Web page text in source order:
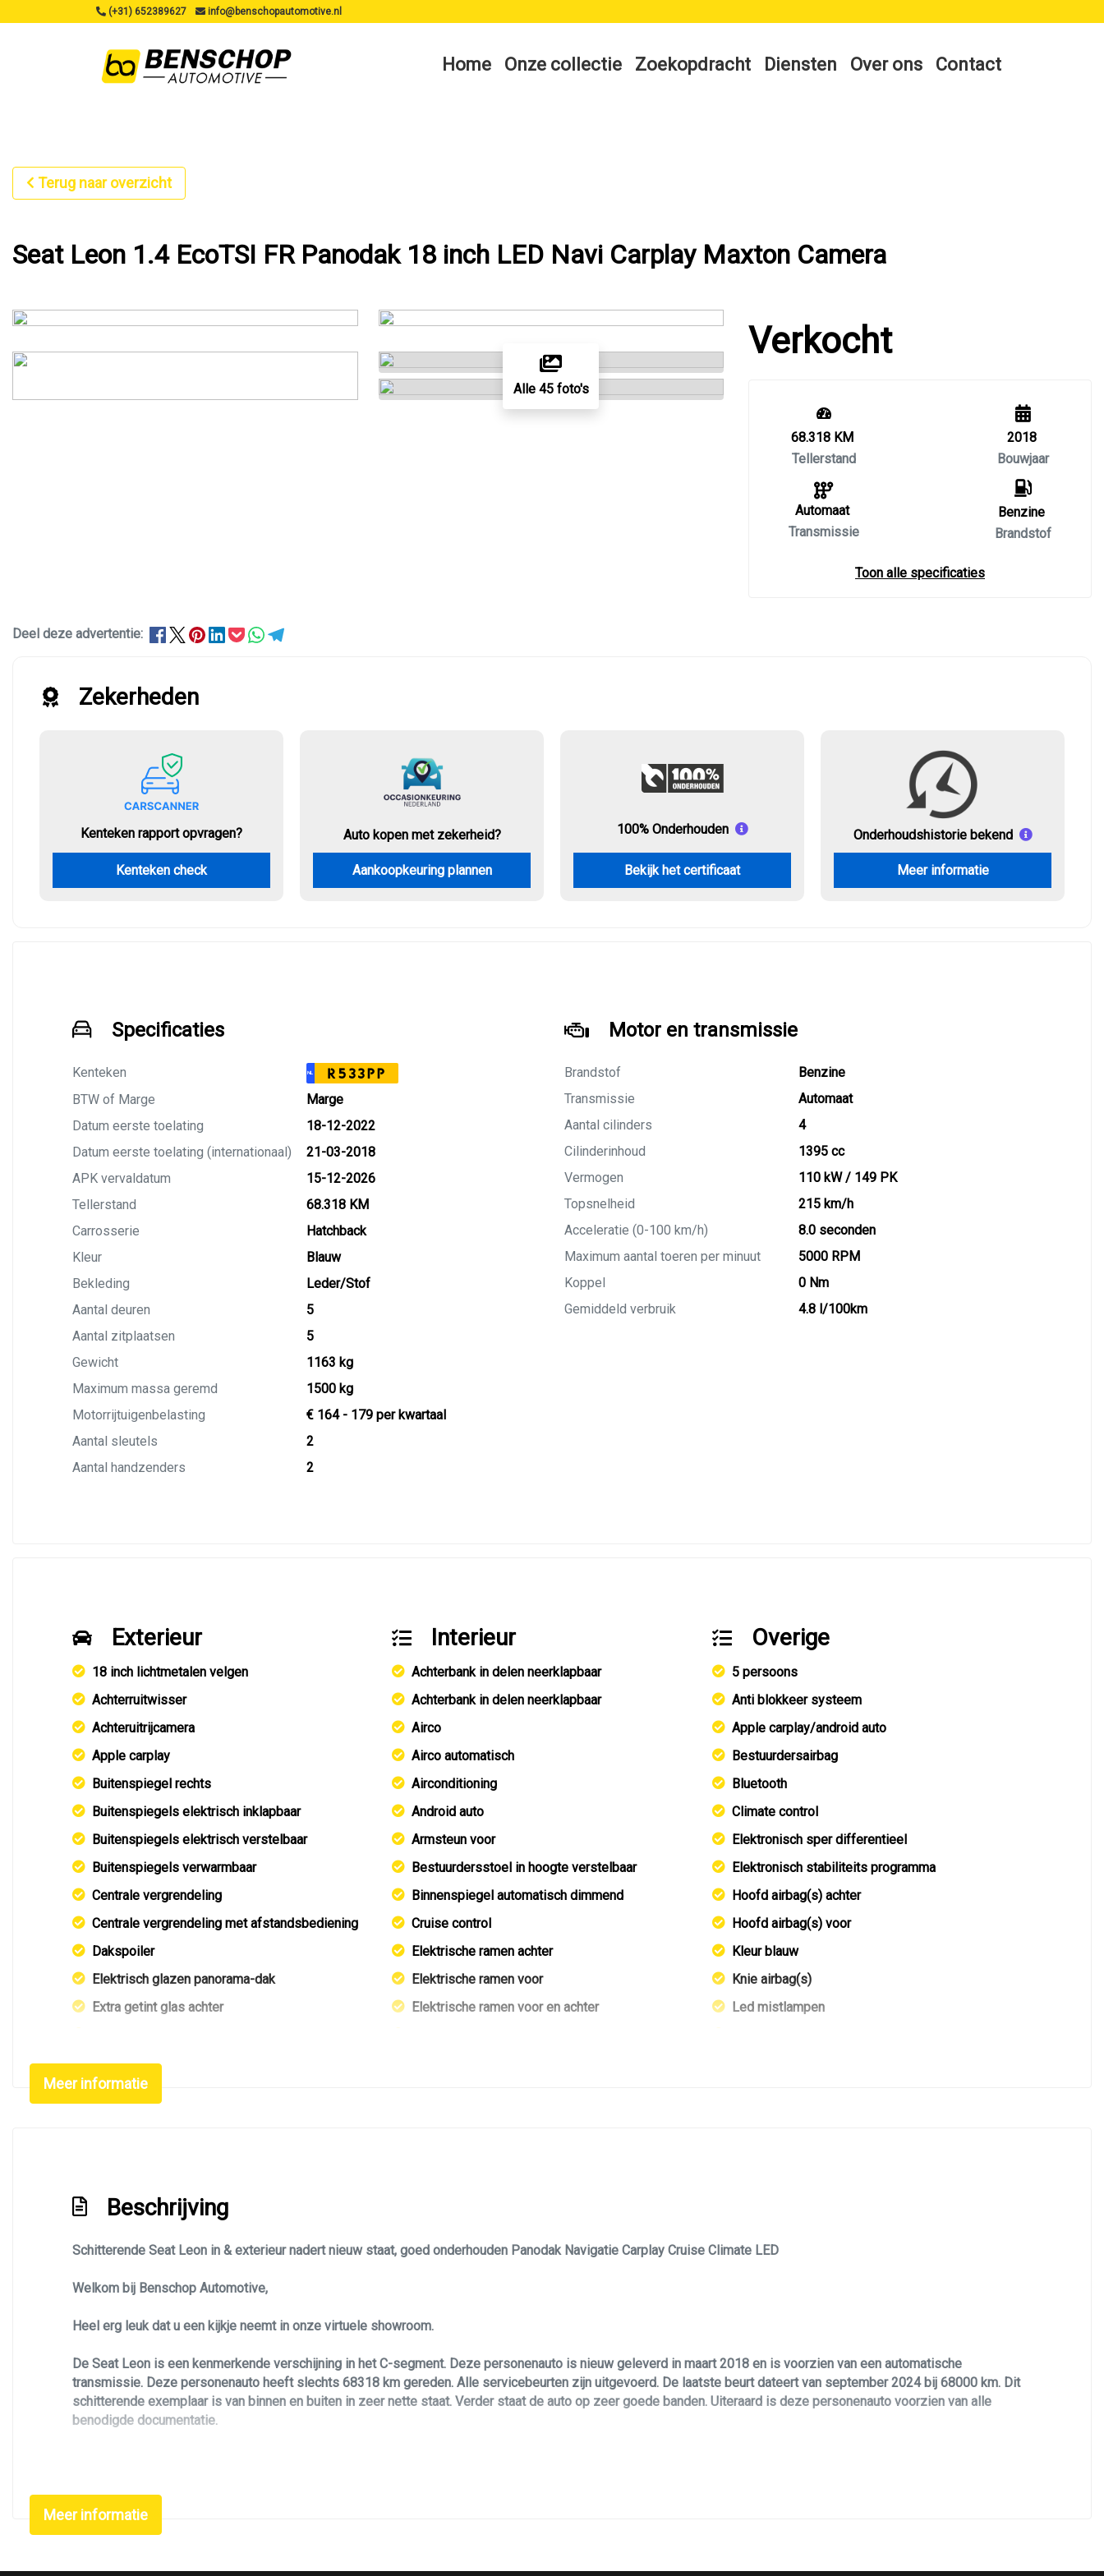
(+31) 652389627 info@benschopautomotive.nl
Home Onze collectie Zoekopdracht Diensten Over ons Contact
Terug naar overzicht
Seat Leon 1.4 EcoTSI FR Panodak 18 inch LED Navi Carplay Maxton Camera
Alle 45 foto's
Verkocht
68.318 KM
Tellerstand
Automaat
Transmissie
2018
Bouwjaar
Benzine
Brandstof
Toon alle specificaties
Deel deze advertentie:
Zekerheden
Kenteken rapport opvragen?
Kenteken check
Auto kopen met zekerheid?
Aankoopkeuring plannen
100% Onderhouden
Bekijk het certificaat
Onderhoudshistorie bekend
Meer informatie
Specificaties
Kenteken NL R533PP
BTW of Marge
Marge
Datum eerste toelating
18-12-2022
Datum eerste toelating (internationaal)
21-03-2018
APK vervaldatum
15-12-2026
Tellerstand
68.318 KM
Carrosserie
Hatchback
Kleur
Blauw
Bekleding
Leder/Stof
Aantal deuren
5
Aantal zitplaatsen
5
Gewicht
1163 kg
Maximum massa geremd
1500 kg
Motorrijtuigenbelasting
€ 164 - 179 per kwartaal
Aantal sleutels
2
Aantal handzenders
2
Motor en transmissie
Brandstof
Benzine
Transmissie
Automaat
Aantal cilinders
4
Cilinderinhoud
1395 cc
Vermogen
110 kW / 149 PK
Topsnelheid
215 km/h
Acceleratie (0-100 km/h)
8.0 seconden
Maximum aantal toeren per minuut
5000 RPM
Koppel
0 Nm
Gemiddeld verbruik
4.8 l/100km
Exterieur
18 inch lichtmetalen velgen
Achterruitwisser
Achteruitrijcamera
Apple carplay
Buitenspiegel rechts
Buitenspiegels elektrisch inklapbaar
Buitenspiegels elektrisch verstelbaar
Buitenspiegels verwarmbaar
Centrale vergrendeling
Centrale vergrendeling met afstandsbediening
Dakspoiler
Elektrisch glazen panorama-dak
Extra getint glas achter
Getint glas
Glazen schuifdak
Led dagrijverlichting
Led verlichting
Lichtmetalen velgen 18"
Panoramadak
Park distance control
Parkeersensor achter
Side-skirts
Signaalkleur
Interieur
Achterbank in delen neerklapbaar
Achterbank in delen neerklapbaar
Airco
Airco automatisch
Airconditioning
Android auto
Armsteun voor
Bestuurdersstoel in hoogte verstelbaar
Binnenspiegel automatisch dimmend
Cruise control
Elektrische ramen achter
Elektrische ramen voor
Elektrische ramen voor en achter
Stuurbekrachtiging
Overige
5 persoons
Anti blokkeer systeem
Apple carplay/android auto
Bestuurdersairbag
Bluetooth
Climate control
Elektronisch sper differentieel
Elektronisch stabiliteits programma
Hoofd airbag(s) achter
Hoofd airbag(s) voor
Kleur blauw
Knie airbag(s)
Led mistlampen
Meer informatie
Beschrijving
Schitterende Seat Leon in & exterieur nadert nieuw staat, goed onderhouden Panodak Navigatie Carplay Cruise Climate LED
Welkom bij Benschop Automotive,
Heel erg leuk dat u een kijkje neemt in onze virtuele showroom.
De Seat Leon is een kenmerkende verschijning in het C-segment. Deze personenauto is nieuw geleverd in maart 2018 en is voorzien van een automatische
transmissie. Deze personenauto heeft slechts 68318 km gereden. Alle servicebeurten zijn uitgevoerd. De laatste beurt dateert van september 2024 bij 68000 km. Dit
schitterende exemplaar is van binnen en buiten in zeer nette staat. Verder staat de auto op zeer goede banden. Uiteraard is deze personenauto voorzien van alle
benodigde documentatie.
Zoekt u een leuke, betrouwbare, luxe en unieke personenauto!? Dan biedt deze Seat Leon u zoveel leuks voorzien van het FR pakket, Het FR pakket geeft dat extra
beetje sportiviteit. De kleurstelling met zwarte buiten elementen maakt deze Seat Leon tot een echte blikvanger. Verder is de Seat Leon voorzien van panoramadak,
stoelverarming, airco/climate control, elektrisch ramen, bluetooth koppeling, cruise control, full LED verlichting, groot scherm voor Navigatie en audio, android en apple
personenauto is voorzien van alle documentatie en heeft twee sleutels.
Meer informatie